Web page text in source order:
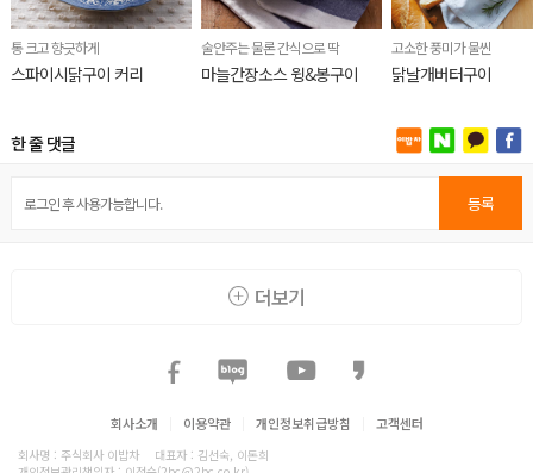
통 크고 향긋하게
스파이시닭구이 커리
술안주는 물론 간식으로 딱
마늘간장소스 윙&봉구이
고소한 풍미가 물씬
닭날개버터구이
한 줄 댓글
등록
더보기
회사소개 이용약관 개인정보취급방침 고객센터
회사명 : 주식회사 이밥차
대표자 : 김선숙, 이돈희